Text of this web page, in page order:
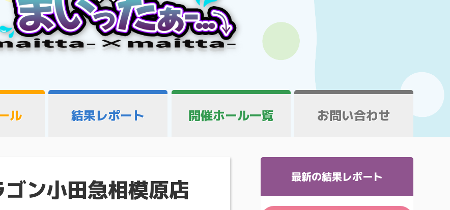
ル 結果レポート 開催ホール一覧 お問い合わせ
ン小田急相模原店 最新の結果レポート